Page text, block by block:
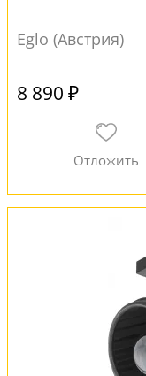
Eglo (Австрия)
8 890 ₽